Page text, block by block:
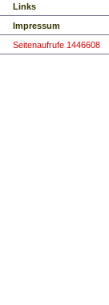
Links
Impressum
Seitenaufrufe 1446608